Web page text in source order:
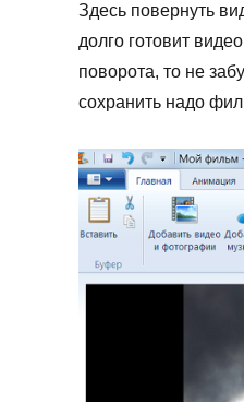
Здесь повернуть
долго готовит
поворота, то не
сохранить надо